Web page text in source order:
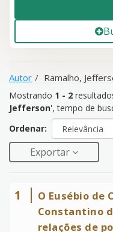
Autor Ramalho,
Mostrando 1 - 2
Jefferson', tempo de
Ordenar:
Exportar
1
O Eusébio de
Constantino
relações de